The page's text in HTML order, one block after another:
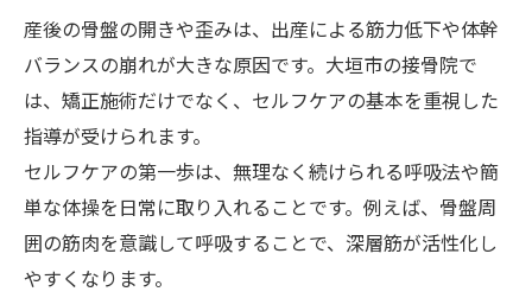
産後の骨盤の開きや歪みは、出産による筋力低下や体幹
バランスの崩れが大きな原因です。大垣市の接骨院で
は、矯正施術だけでなく、セルフケアの基本を重視した
指導が受けられます。
セルフケアの第一歩は、無理なく続けられる呼吸法や簡
単な体操を日常に取り入れることです。例えば、骨盤周
囲の筋肉を意識して呼吸することで、深層筋が活性化し
やすくなります。